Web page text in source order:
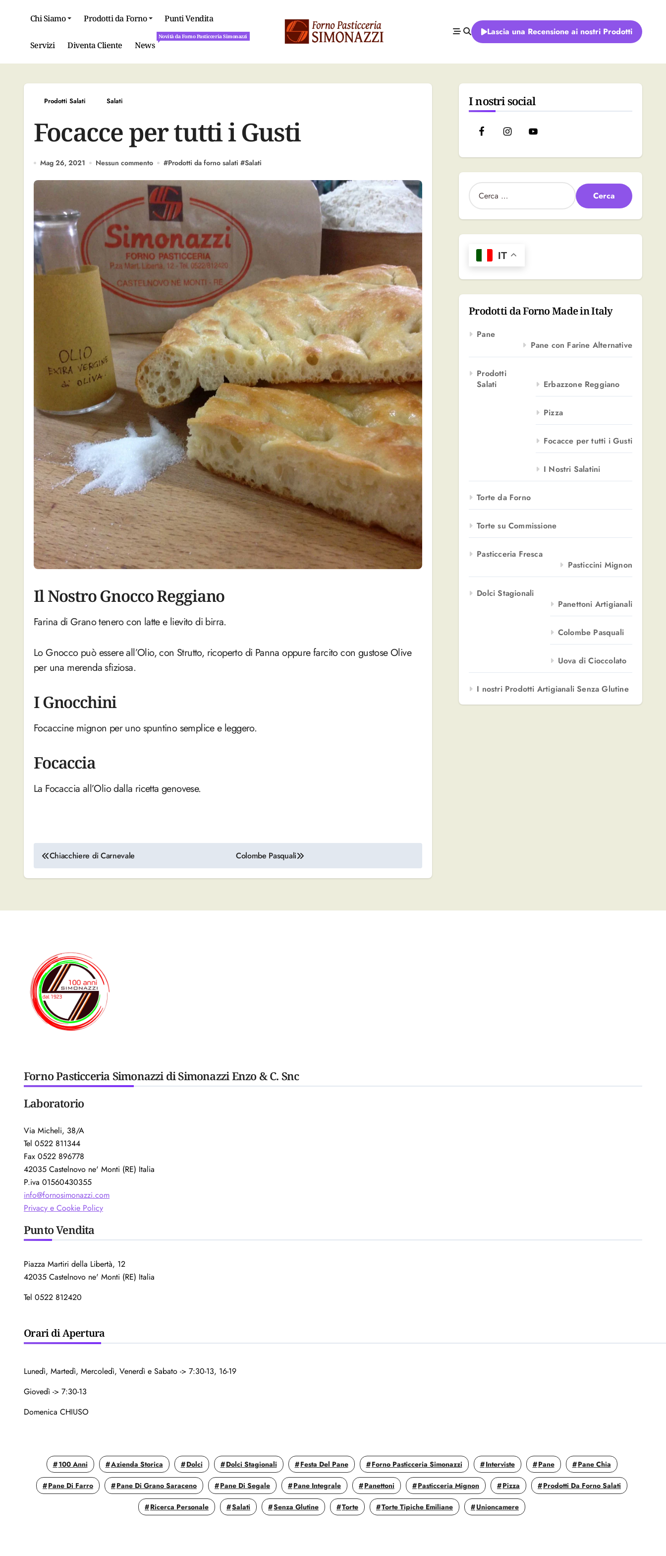
Chi Siamo Prodotti da Forno Punti Vendita
Servizi Diventa Cliente News
Novità da Forno Pasticceria Simonazzi
Novità da Forno Pasticceria Simonazzi Lascia una Recensione ai nostri Prodotti
Prodotti Salati Salati
Focacce per tutti i Gusti
Mag 26, 2021 Nessun commento #Prodotti da forno salati #Salati
Il Nostro Gnocco Reggiano
Farina di Grano tenero con latte e lievito di birra.
Lo Gnocco può essere all’Olio, con Strutto, ricoperto di Panna oppure farcito con gustose Olive
per una merenda sfiziosa.
I Gnocchini
Focaccine mignon per uno spuntino semplice e leggero.
Focaccia
La Focaccia all’Olio dalla ricetta genovese.
Navigazione
articoli
Chiacchiere di Carnevale Colombe Pasquali
I nostri social
R
i
e
:
IT
Prodotti da Forno Made in Italy
Pane
Pane con Farine Alternative
Prodotti
Salati
Erbazzone Reggiano
Pizza
Focacce per tutti i Gusti
I Nostri Salatini
Torte da Forno
Torte su Commissione
Pasticceria Fresca
Pasticcini Mignon
Dolci Stagionali
Panettoni Artigianali
Colombe Pasquali
Uova di Cioccolato
I nostri Prodotti Artigianali Senza Glutine
Forno Pasticceria Simonazzi di Simonazzi Enzo & C. Snc
Laboratorio
Via Micheli, 38/A
Tel 0522 811344
Fax 0522 896778
42035 Castelnovo ne' Monti (RE) Italia
P.iva 01560430355
info@fornosimonazzi.com
Privacy e Cookie Policy
Punto Vendita
Piazza Martiri della Libertà, 12
42035 Castelnovo ne' Monti (RE) Italia
Tel 0522 812420
Orari di Apertura
Lunedì, Martedì, Mercoledì, Venerdì e Sabato -> 7:30-13, 16-19
Giovedì -> 7:30-13
Domenica CHIUSO
100 Anni Azienda Storica Dolci Dolci Stagionali Festa Del Pane Forno Pasticceria Simonazzi Interviste Pane Pane Chia
Pane Di Farro Pane Di Grano Saraceno Pane Di Segale Pane Integrale Panettoni Pasticceria Mignon Pizza Prodotti Da Forno Salati
Ricerca Personale Salati Senza Glutine Torte Torte Tipiche Emiliane Unioncamere